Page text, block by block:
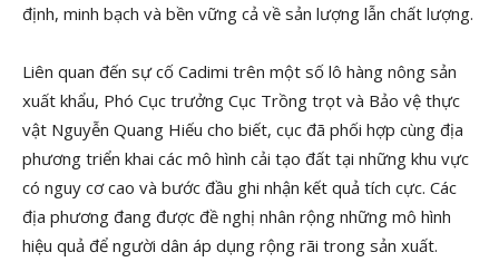
định, minh bạch và bền vững cả về sản lượng lẫn chất lượng.
Liên quan đến sự cố Cadimi trên một số lô hàng nông sản
xuất khẩu, Phó Cục trưởng Cục Trồng trọt và Bảo vệ thực
vật Nguyễn Quang Hiếu cho biết, cục đã phối hợp cùng địa
phương triển khai các mô hình cải tạo đất tại những khu vực
có nguy cơ cao và bước đầu ghi nhận kết quả tích cực. Các
địa phương đang được đề nghị nhân rộng những mô hình
hiệu quả để người dân áp dụng rộng rãi trong sản xuất.